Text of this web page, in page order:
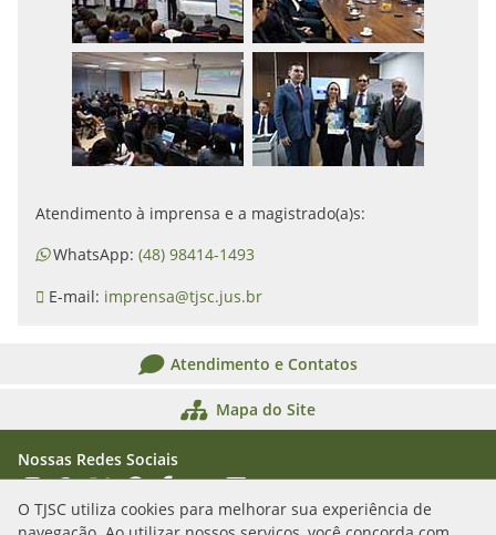
O TJSC utiliza cookies para melhorar sua experiência de
Atendimento à imprensa e a magistrado(a)s:
WhatsApp: (48) 98414-1493
E-mail: imprensa@tjsc.jus.br
Atendimento e Contatos
Mapa do Site
Nossas Redes Sociais
Acessar Instagram
Acessar WhatsApp
Acessar XAcessar Threads
Acessar Facebook
Acessar YouTube
Acessar Flickr
Acessar SoundCloud